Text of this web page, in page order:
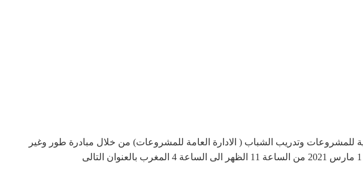
للمشروعات وتدريب الشباب ( الادارة العامة للمشروعات) من خلال مبادرة طور وغير